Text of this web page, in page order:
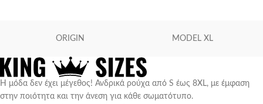
ORIGIN MODEL XL
Η μόδα δεν έχει μέγεθος! Ανδρικά ρούχα από S έως 8XL, με έμφαση
στην ποιότητα και την άνεση για κάθε σωματότυπο.